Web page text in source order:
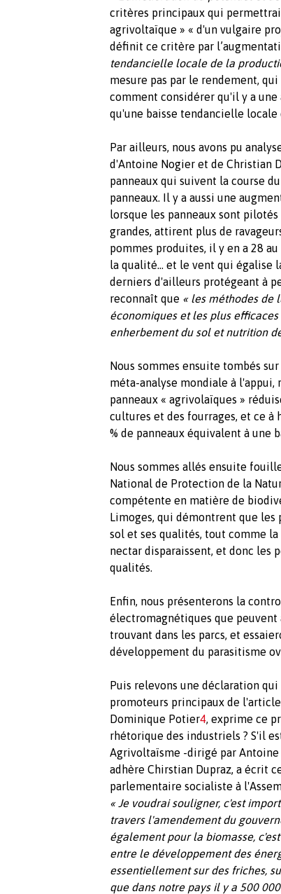
critères principaux qui
agrivoltaïque » « d'un vulgaire
définit ce critère par
tendancielle locale de la
mesure pas par le rendement,
comment considérer qu'il y a
qu'une baisse tendancielle
Par ailleurs, nous avons pu
d'Antoine Nogier et de Christian
panneaux qui suivent la course
panneaux. Il y a aussi une
lorsque les panneaux sont
grandes, attirent plus de
pommes produites, il y en a 28
la qualité... et le vent qui égalise
derniers d'ailleurs protégeant à
reconnaît que « les méthodes de
économiques et les plus
enherbement du sol et nutrition
Nous sommes ensuite tombés
méta-analyse mondiale à
panneaux « agrivolaïques »
cultures et des fourrages, et ce à
% de panneaux équivalent à une
Nous sommes allés ensuite
National de Protection de la
compétente en matière de
Limoges, qui démontrent que les
sol et ses qualités, tout comme
nectar disparaissent, et donc les
qualités.
Enfin, nous présenterons la
électromagnétiques que peuvent
trouvant dans les parcs, et
développement du parasitisme
Puis relevons une déclaration qui
promoteurs principaux de
Dominique Potier4, exprime ce
rhétorique des industriels ? S'il
Agrivoltaïsme -dirigé par Antoine
adhère Chirstian Dupraz, a écrit
parlementaire socialiste à
« Je voudrai souligner, c'est
travers l'amendement du
également pour la biomasse,
entre le développement des
essentiellement sur des friches,
que dans notre pays il y a 500